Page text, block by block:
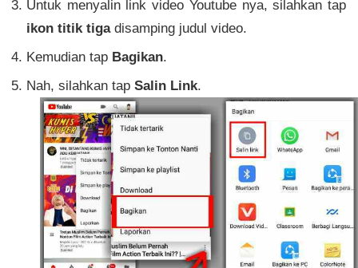
Untuk menyalin link video Youtube nya, silahkan tap
ikon titik tigadisamping judul video.
Kemudian tap Bagikan.
Nah, silahkan tap Salin Link.